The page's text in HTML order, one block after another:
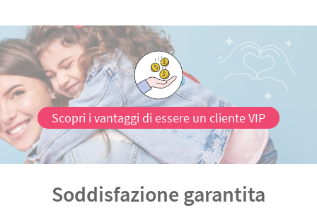
Scopri i vantaggi di essere un cliente VIP
Soddisfazione garantita